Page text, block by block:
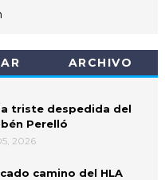
ARCHIVO
triste despedida del
Perelló
2026
camino del HLA